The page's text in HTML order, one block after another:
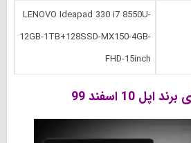
LENOVO Ideapad 330 i7 8550U-
12GB-1TB+128SSD-MX150-4GB-
FHD-15inch
10 اسفند 99